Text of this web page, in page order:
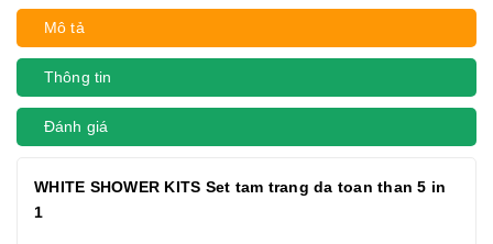
Mô tả
Thông tin
Đánh giá
WHITE SHOWER KITS Set tam trang da toan than 5 in
1